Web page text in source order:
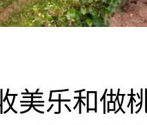
美乐和做